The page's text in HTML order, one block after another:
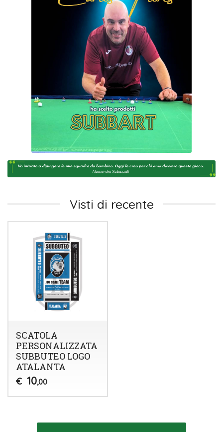
Visti di recente
SCATOLA
PERSONALIZZATA
SUBBUTEO LOGO
ATALANTA
€ 10,00